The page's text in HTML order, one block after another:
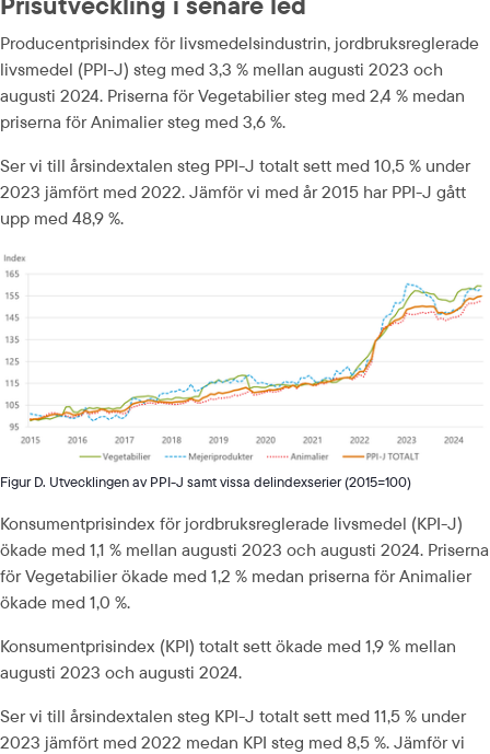
Producentprisindex för livsmedelsindustrin, jordbruksreglerade
livsmedel (PPI-J) steg med 3,3 % mellan augusti 2023 och
augusti 2024. Priserna för Vege­tabilier steg med 2,4 % medan
priserna för Animalier steg med 3,6 %.
Ser vi till årsindextalen steg PPI-J totalt sett med 10,5 % under
2023 jämfört med 2022. Jämför vi med år 2015 har PPI-J gått
upp med 48,9 %.
Figur D. Utvecklingen av PPI-J samt vissa delindexserier (2015=100)
Konsumentprisindex för jordbruksreglerade livsmedel (KPI-J)
ökade med 1,1 % mellan augusti 2023 och augusti 2024. Priserna
för Vegetabilier ökade med 1,2 % medan priserna för Animalier
ökade med 1,0 %.
Konsumentprisindex (KPI) totalt sett ökade med 1,9 % mellan
augusti 2023 och augusti 2024.
Ser vi till årsindextalen steg KPI-J totalt sett med 11,5 % under
2023 jämfört med 2022 medan KPI steg med 8,5 %. Jämför vi